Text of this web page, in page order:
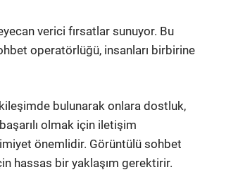
verici fırsatlar sunuyor. Bu
operatörlüğü, insanları birbirine
bulunarak onlara dostluk,
olmak için iletişim
önemlidir. Görüntülü sohbet
hassas bir yaklaşım gerektirir.